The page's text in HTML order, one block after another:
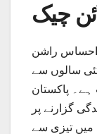
چیک
حکومت پاکستان کی جانب سے 8123 احساس راشن
سالوں سے
پاکستان
گزارنے پر
میں تیزی سے